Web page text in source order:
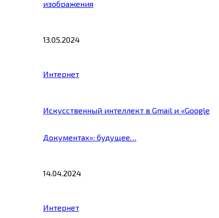
изображения
13.05.2024
Интернет
Искусственный интеллект в Gmail и «Google
Документах»: будущее…
14.04.2024
Интернет